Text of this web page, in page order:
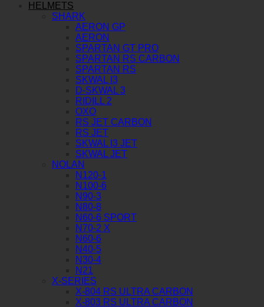
HELMETS
SHARK
AERON GP
AERON
SPARTAN GT PRO
SPARTAN RS CARBON
SPARTAN RS
SKWAL I3
D-SKWAL 3
RIDILL 2
OXO
RS JET CARBON
RS JET
SKWAL I3 JET
SKWAL JET
NOLAN
N120-1
N100-6
N90-3
N80-8
N60-6 SPORT
N70-2 X
N60-6
N40-5
N30-4
N21
X-SERIES
X-804 RS ULTRA CARBON
X-803 RS ULTRA CARBON